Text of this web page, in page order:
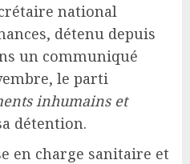
national
détenu depuis
un communiqué
le parti
inhumains et
détention.
en charge sanitaire et